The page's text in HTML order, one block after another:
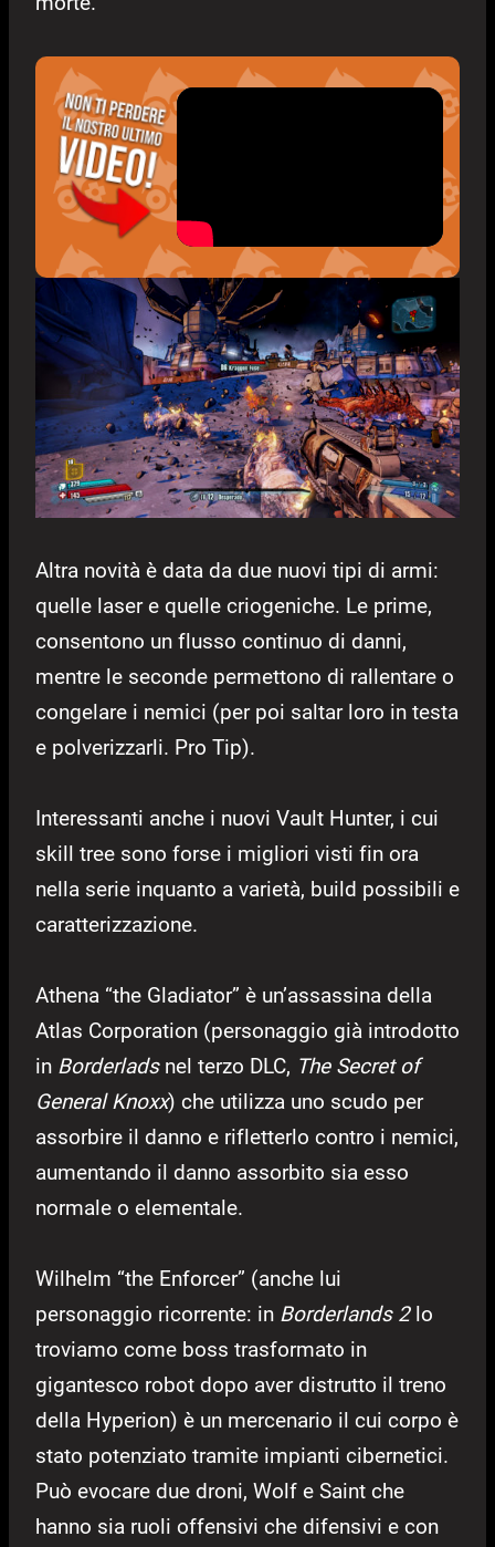
Altra novità è data da due nuovi tipi di armi:
quelle laser e quelle criogeniche. Le prime,
consentono un flusso continuo di danni,
mentre le seconde permettono di rallentare o
congelare i nemici (per poi saltar loro in testa
e polverizzarli. Pro Tip).
Interessanti anche i nuovi Vault Hunter, i cui
skill tree sono forse i migliori visti fin ora
nella serie inquanto a varietà, build possibili e
caratterizzazione.
Athena “the Gladiator” è un’assassina della
Atlas Corporation (personaggio già introdotto
in Borderladsnel terzo DLC, The Secret of
General Knoxx) che utilizza uno scudo per
assorbire il danno e rifletterlo contro i nemici,
aumentando il danno assorbito sia esso
normale o elementale.
Wilhelm “the Enforcer” (anche lui
personaggio ricorrente: in Borderlands 2lo
troviamo come boss trasformato in
gigantesco robot dopo aver distrutto il treno
della Hyperion) è un mercenario il cui corpo è
stato potenziato tramite impianti cibernetici.
Può evocare due droni, Wolf e Saint che
hanno sia ruoli offensivi che difensivi e con